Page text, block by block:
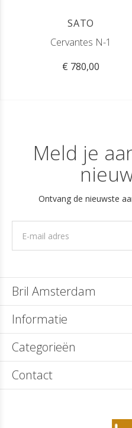
SATO
Cervantes N-1
€ 780,00
Meld je
Ontvang de nieuwste
Bril Amsterdam
Informatie
Categorieën
Contact